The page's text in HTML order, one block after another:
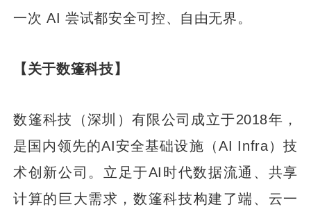
一次 AI 尝试都安全可控、自由无界。
【关于数篷科技】
数篷科技（深圳）有限公司成立于2018年，
是国内领先的AI安全基础设施（AI Infra）技
术创新公司。立足于AI时代数据流通、共享
计算的巨大需求，数篷科技构建了端、云一